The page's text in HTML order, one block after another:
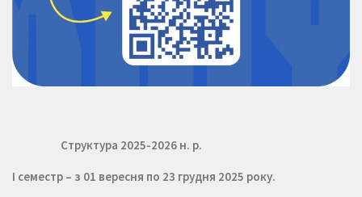
Структура 2025-2026 н. р.
I семестр – з 01 вересня по 23 грудня 2025 року.